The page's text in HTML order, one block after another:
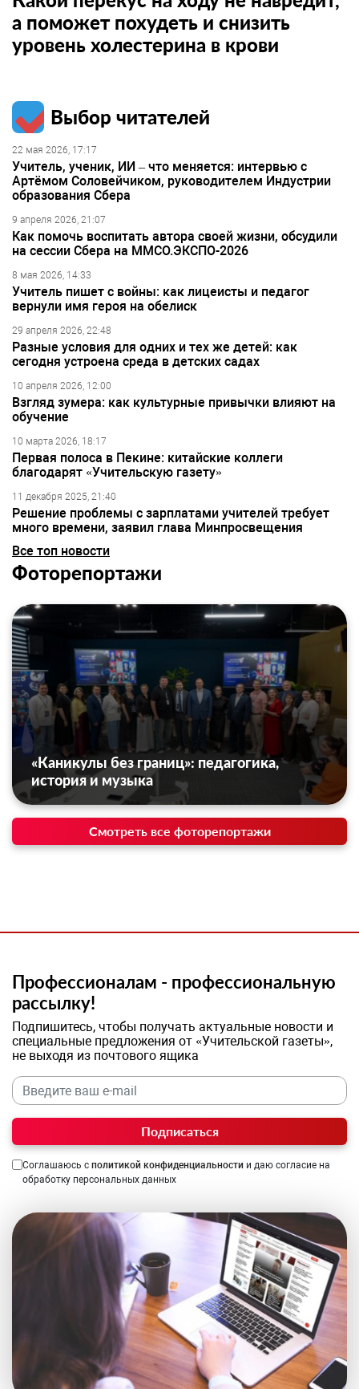
а поможет похудеть и снизить
уровень холестерина в крови
Выбор читателей
22 мая 2026, 17:17
Учитель, ученик, ИИ – что меняется: интервью с
Артёмом Соловейчиком, руководителем Индустрии
образования Сбера
9 апреля 2026, 21:07
Как помочь воспитать автора своей жизни, обсудили
на сессии Сбера на ММСО.ЭКСПО-2026
8 мая 2026, 14:33
Учитель пишет с войны: как лицеисты и педагог
вернули имя героя на обелиск
29 апреля 2026, 22:48
Разные условия для одних и тех же детей: как
сегодня устроена среда в детских садах
10 апреля 2026, 12:00
Взгляд зумера: как культурные привычки влияют на
обучение
10 марта 2026, 18:17
Первая полоса в Пекине: китайские коллеги
благодарят «Учительскую газету»
11 декабря 2025, 21:40
Решение проблемы с зарплатами учителей требует
много времени, заявил глава Минпросвещения
Все топ новости
Фоторепортажи
«Каникулы без границ»: педагогика,
история и музыка
Смотреть все фоторепортажи
Профессионалам - профессиональную
рассылку!
Подпишитесь, чтобы получать актуальные новости и
специальные предложения от «Учительской газеты»,
не выходя из почтового ящика
Подписаться
Соглашаюсь с политикой конфиденциальности и даю согласие на
обработку персональных данных